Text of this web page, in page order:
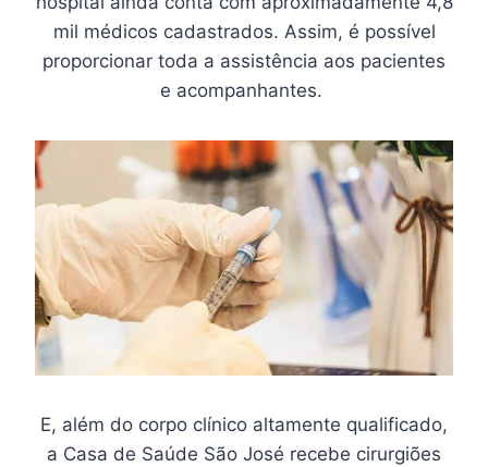
mil médicos cadastrados. Assim, é possível
proporcionar toda a assistência aos pacientes
e acompanhantes.
E, além do corpo clínico altamente qualificado,
a Casa de Saúde São José recebe cirurgiões